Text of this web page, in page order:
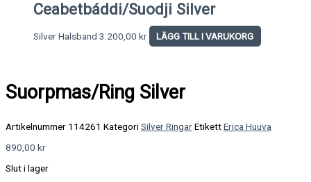
Ceabetbáddi/Suodji Silver
Silver Halsband 3.200,00 kr LÄGG TILL I VARUKORG
Suorpmas/Ring Silver
Artikelnummer 114261 KategoriSilver RingarEtikettErica Huuva
890,00 kr
Slut i lager